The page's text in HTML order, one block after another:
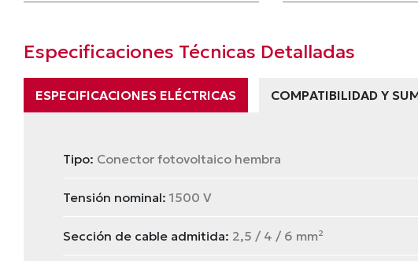
Especificaciones Técnicas Detalladas
ESPECIFICACIONES ELÉCTRICAS COMPATIBILIDAD Y
Tipo: Conector fotovoltaico hembra
Tensión nominal: 1500 V
Sección de cable admitida: 2,5 / 4 / 6 mm²